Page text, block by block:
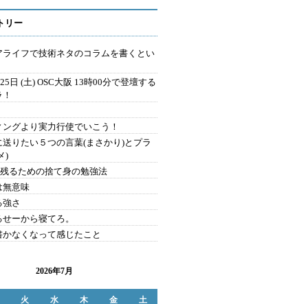
リー
ライフで技術ネタのコラムを書くとい
日 (土) OSC大阪 13時00分で登壇する
グより実力行使でいこう！
送りたい５つの言葉(まさかり)とプラ
)
るための捨て身の勉強法
無意味
さ
ーから寝てろ。
かなくなって感じたこと
2026年7月
火 水 木 金 土